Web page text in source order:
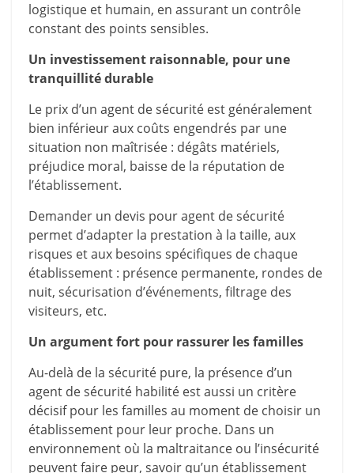
logistique et humain, en assurant un contrôle
constant des points sensibles.
Un investissement raisonnable, pour une
tranquillité durable
Le prix d’un agent de sécurité est généralement
bien inférieur aux coûts engendrés par une
situation non maîtrisée : dégâts matériels,
préjudice moral, baisse de la réputation de
l’établissement.
Demander un devis pour agent de sécurité
permet d’adapter la prestation à la taille, aux
risques et aux besoins spécifiques de chaque
établissement : présence permanente, rondes de
nuit, sécurisation d’événements, filtrage des
visiteurs, etc.
Un argument fort pour rassurer les familles
Au-delà de la sécurité pure, la présence d’un
agent de sécurité habilité est aussi un critère
décisif pour les familles au moment de choisir un
établissement pour leur proche. Dans un
environnement où la maltraitance ou l’insécurité
peuvent faire peur, savoir qu’un établissement